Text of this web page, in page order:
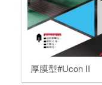
厚膜型#Ucon II